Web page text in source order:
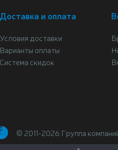
Доставка и оплата
Условия доставки
Варианты оплаты
Система скидок
© 2011-2026 Группа